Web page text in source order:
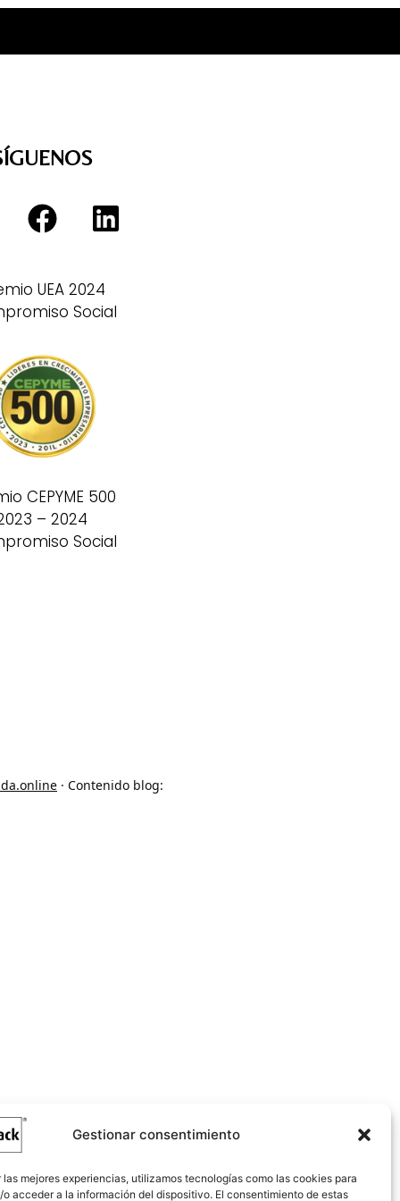
Gestionar consentimiento
las mejores experiencias, utilizamos tecnologías como las cookies para
o acceder a la información del dispositivo. El consentimiento de estas
UEA 2024
Social
CEPYME 500
– 2024
Social
· Contenido blog: